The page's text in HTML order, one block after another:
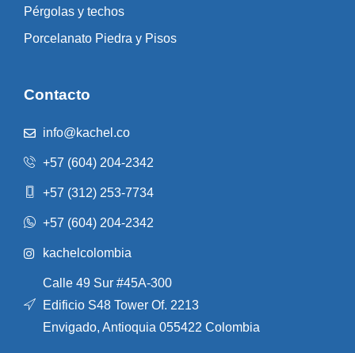
Pérgolas y techos
Porcelanato Piedra y Pisos
Contacto
info@kachel.co
+57 (604) 204-2342
+57 (312) 253-7734
+57 (604) 204-2342
kachelcolombia
Calle 49 Sur #45A-300
Edificio S48 Tower Of. 2213
Envigado, Antioquia 055422 Colombia